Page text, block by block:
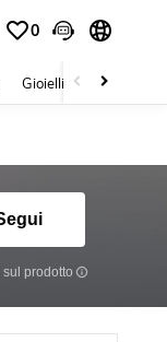
0
Gioielli E Accessori
sul prodotto